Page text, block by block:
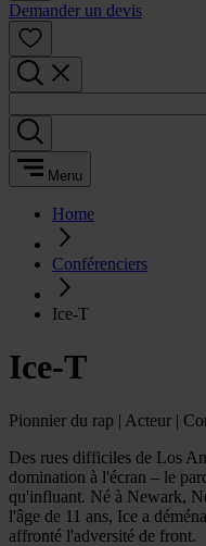
Demander un devis
Menu
Home
Conférenciers
Ice-T
Ice-T
Pionnier du rap | Acteur |
Des rues difficiles de Los
domination à l'écran – le
qu'influant. Né à Newark,
l'âge de 11 ans, Ice a
affronté l'adversité de front.